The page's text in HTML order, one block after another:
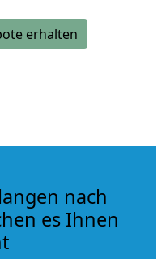
erhalten
nach
es Ihnen